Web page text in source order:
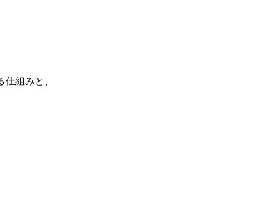
組みと、